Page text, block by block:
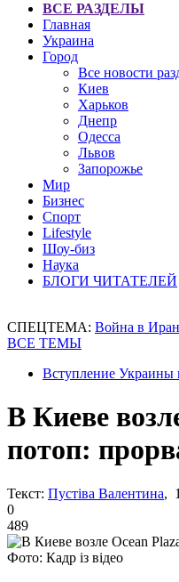
ВСЕ РАЗДЕЛЫ
Главная
Украина
Город
Все новости
Киев
Харьков
Днепр
Одесса
Львов
Запорожье
Мир
Бизнес
Спорт
Lifestyle
Шоу-биз
Наука
БЛОГИ ЧИТАТЕЛЕЙ
СПЕЦТЕМА: Война в
ВСЕ ТЕМЫ
Вступление Украины
В Киеве
потоп:
Текст: Пустіва Валентина,
0
489
Фото: Кадр із відео